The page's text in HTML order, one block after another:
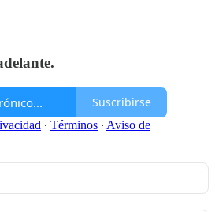
Suscribirse
∙ Términos ∙ Aviso de